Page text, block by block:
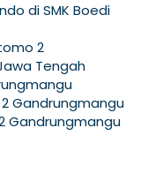
di SMK Boedi
2
Tengah
Gandrungmangu
Gandrungmangu